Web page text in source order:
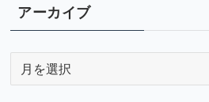
アーカイブ